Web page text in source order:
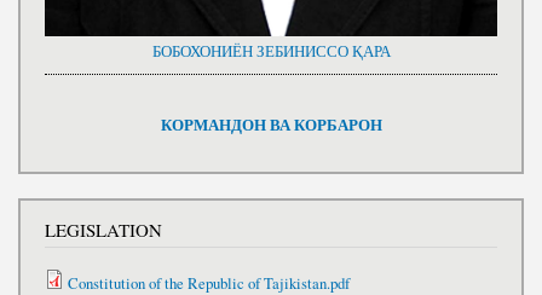
БОБОХОНИЁН ЗЕБИНИССО ҚАРА
КОРМАНДОН ВА КОРБАРОН
LEGISLATION
Constitution of the Republic of Tajikistan.pdf